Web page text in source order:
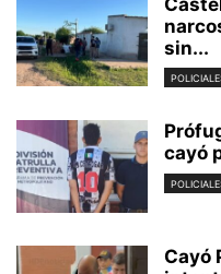
sin...
cayó
Cayó